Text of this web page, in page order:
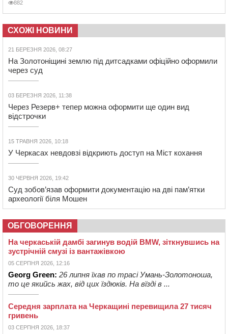
882
СХОЖІ НОВИНИ
21 БЕРЕЗНЯ 2026, 08:27
На Золотоніщині землю під дитсадками офіційно оформили
через суд
03 БЕРЕЗНЯ 2026, 11:38
Через Резерв+ тепер можна оформити ще один вид
відстрочки
15 ТРАВНЯ 2026, 10:18
У Черкасах невдовзі відкриють доступ на Міст кохання
30 ЧЕРВНЯ 2026, 19:42
Суд зобов’язав оформити документацію на дві пам’ятки
археології біля Мошен
ОБГОВОРЕННЯ
На черкаській дамбі загинув водій BMW, зіткнувшись на
зустрічній смузі із вантажівкою
05 СЕРПНЯ 2026, 12:16
Georg Green: 26 липня їхав по трасі Умань-Золотоноша,
то це якийсь жах, від цих їздюків. На вїзді в ...
Середня зарплата на Черкащині перевищила 27 тисяч
гривень
03 СЕРПНЯ 2026, 18:37